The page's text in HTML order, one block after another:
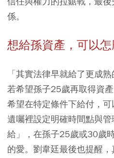
係。
想給孫資產，可以
「其實法律早就給了更成
若希望孫子25歲再取得資
希望在特定條件下給付，
遺囑裡設定明確時間點與
給」，在孫子25歲或30歲
的愛。劉韋廷最後也提醒